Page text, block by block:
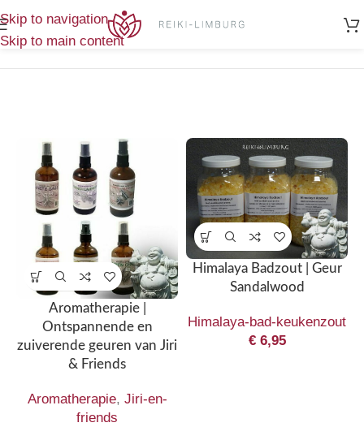
Skip to navigation
Skip to main content
Producten getagged “Sandalwood”
resultaten
Aromatherapie |
Ontspannende en
zuiverende geuren van Jiri
& Friends
Aromatherapie, Jiri-en-
friends
Himalaya Badzout | Geur
Sandalwood
Himalaya-bad-keukenzout
€6,95